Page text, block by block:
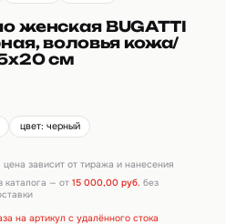
женская BUGATTI
воловья кожа/
см
цвет: черный
зависит от тиража и нанесения
каталога — от 15 000,00 руб. без
на артикул с удалённого стока